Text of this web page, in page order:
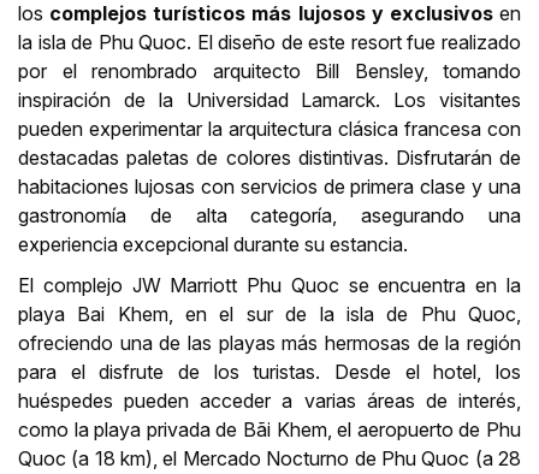
los complejos turísticos más lujosos y exclusivosen
la isla de Phu Quoc. El diseño de este resort fue realizado
por el renombrado arquitecto Bill Bensley, tomando
inspiración de la Universidad Lamarck. Los visitantes
pueden experimentar la arquitectura clásica francesa con
destacadas paletas de colores distintivas. Disfrutarán de
habitaciones lujosas con servicios de primera clase y una
gastronomía de alta categoría, asegurando una
experiencia excepcional durante su estancia.
El complejo JW Marriott Phu Quoc se encuentra en la
playa Bai Khem, en el sur de la isla de Phu Quoc,
ofreciendo una de las playas más hermosas de la región
para el disfrute de los turistas. Desde el hotel, los
huéspedes pueden acceder a varias áreas de interés,
como la playa privada de Bãi Khem, el aeropuerto de Phu
Quoc (a 18 km), el Mercado Nocturno de Phu Quoc (a 28